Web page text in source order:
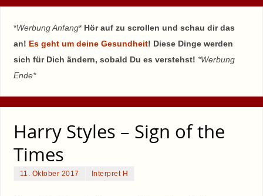
*Werbung Anfang* Hör auf zu scrollen und schau dir das
an! Es geht um deine Gesundheit! Diese Dinge werden
sich für Dich ändern, sobald Du es verstehst! *Werbung
Ende*
Harry Styles – Sign of the
Times
11. Oktober 2017 Interpret H